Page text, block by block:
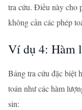
tra cứu. Điều này cho
không cần các phép
Ví dụ 4: Hàm
Bảng tra cứu đặc biệt
toán như các hàm
sin: